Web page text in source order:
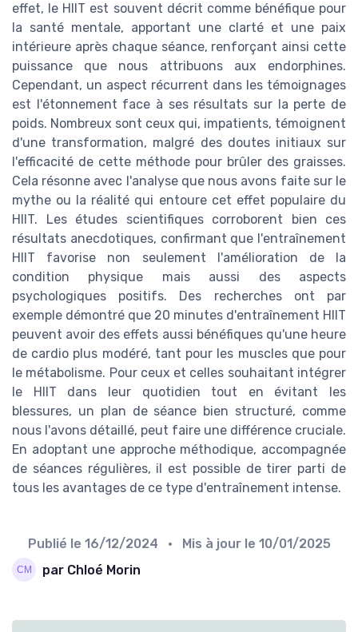
effet, le HIIT est souvent décrit comme bénéfique pour
la santé mentale, apportant une clarté et une paix
intérieure après chaque séance, renforçant ainsi cette
puissance que nous attribuons aux endorphines.
Cependant, un aspect récurrent dans les témoignages
est l'étonnement face à ses résultats sur la perte de
poids. Nombreux sont ceux qui, impatients, témoignent
d'une transformation, malgré des doutes initiaux sur
l'efficacité de cette méthode pour brûler des graisses.
Cela résonne avec l'analyse que nous avons faite sur le
mythe ou la réalité qui entoure cet effet populaire du
HIIT. Les études scientifiques corroborent bien ces
résultats anecdotiques, confirmant que l'entraînement
HIIT favorise non seulement l'amélioration de la
condition physique mais aussi des aspects
psychologiques positifs. Des recherches ont par
exemple démontré que 20 minutes d'entraînement HIIT
peuvent avoir des effets aussi bénéfiques qu'une heure
de cardio plus modéré, tant pour les muscles que pour
le métabolisme. Pour ceux et celles souhaitant intégrer
le HIIT dans leur quotidien tout en évitant les
blessures, un plan de séance bien structuré, comme
nous l'avons détaillé, peut faire une différence cruciale.
En adoptant une approche méthodique, accompagnée
de séances régulières, il est possible de tirer parti de
tous les avantages de ce type d'entraînement intense.
Publié le 16/12/2024 • Mis à jour le 10/01/2025
par Chloé Morin